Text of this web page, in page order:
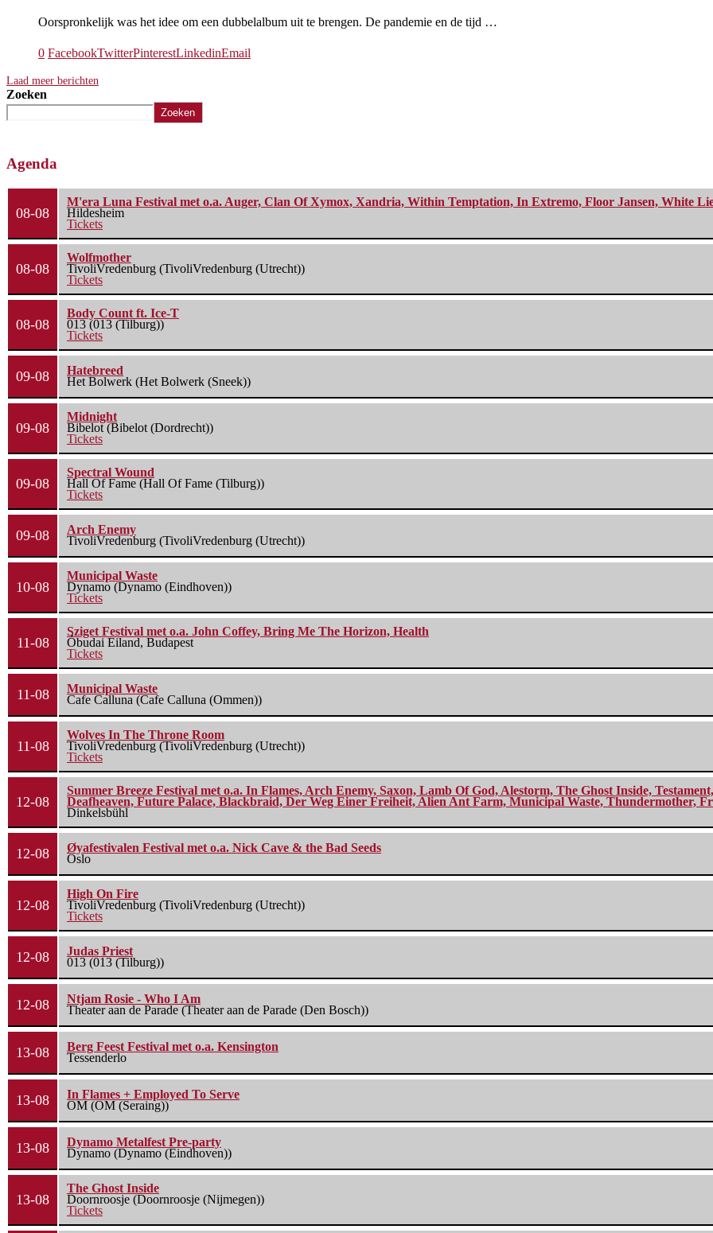
Oorspronkelijk was het idee om een dubbelalbum uit te brengen. De pandemie en de tijd …
0 FacebookTwitterPinterestLinkedinEmail
Laad meer berichten
Zoeken
Zoeken
Agenda
08-08
M'era Luna Festival met o.a. Auger, Clan Of Xymox, Xandria, Within Temptation, In Extremo, Floor Jansen, White
Hildesheim
Tickets
08-08
Wolfmother
TivoliVredenburg (TivoliVredenburg (Utrecht))
Tickets
08-08
Body Count ft. Ice-T
013 (013 (Tilburg))
Tickets
09-08
Hatebreed
Het Bolwerk (Het Bolwerk (Sneek))
09-08
Midnight
Bibelot (Bibelot (Dordrecht))
Tickets
09-08
Spectral Wound
Hall Of Fame (Hall Of Fame (Tilburg))
Tickets
09-08
Arch Enemy
TivoliVredenburg (TivoliVredenburg (Utrecht))
10-08
Municipal Waste
Dynamo (Dynamo (Eindhoven))
Tickets
11-08
Sziget Festival met o.a. John Coffey, Bring Me The Horizon, Health
Óbudai Eiland, Budapest
Tickets
11-08
Municipal Waste
Cafe Calluna (Cafe Calluna (Ommen))
11-08
Wolves In The Throne Room
TivoliVredenburg (TivoliVredenburg (Utrecht))
Tickets
12-08
Summer Breeze Festival met o.a. In Flames, Arch Enemy, Saxon, Lamb Of God, Alestorm, The Ghost Inside,
Deafheaven, Future Palace, Blackbraid, Der Weg Einer Freiheit, Alien Ant Farm, Municipal Waste, Thundermother,
Dinkelsbühl
12-08
Øyafestivalen Festival met o.a. Nick Cave & the Bad Seeds
Oslo
12-08
High On Fire
TivoliVredenburg (TivoliVredenburg (Utrecht))
Tickets
12-08
Judas Priest
013 (013 (Tilburg))
12-08
Ntjam Rosie - Who I Am
Theater aan de Parade (Theater aan de Parade (Den Bosch))
13-08
Berg Feest Festival met o.a. Kensington
Tessenderlo
13-08
In Flames + Employed To Serve
OM (OM (Seraing))
13-08
Dynamo Metalfest Pre-party
Dynamo (Dynamo (Eindhoven))
13-08
The Ghost Inside
Doornroosje (Doornroosje (Nijmegen))
Tickets